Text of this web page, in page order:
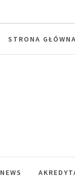
STRONA GŁÓWNA
NEWS